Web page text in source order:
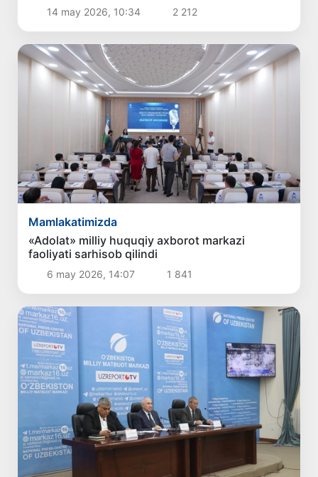
14 may 2026, 10:34 2 212
Mamlakatimizda
«Adolat» milliy huquqiy axborot markazi
faoliyati sarhisob qilindi
6 may 2026, 14:07 1 841